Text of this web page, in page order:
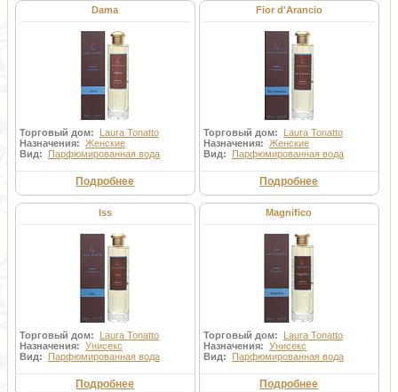
Dama
Торговый дом: Laura Tonatto
Назначения: Женские
Вид: Парфюмированная вода
Подробнее
Fior d'Arancio
Торговый дом: Laura Tonatto
Назначения: Женские
Вид: Парфюмированная вода
Подробнее
Iss
Торговый дом: Laura Tonatto
Назначения: Унисекс
Вид: Парфюмированная вода
Подробнее
Magnifico
Торговый дом: Laura Tonatto
Назначения: Унисекс
Вид: Парфюмированная вода
Подробнее